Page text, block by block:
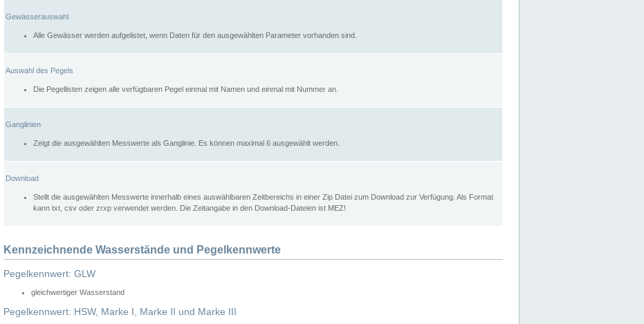
Gewässerauswahl
Alle Gewässer werden aufgelistet, wenn Daten für den ausgewählten Parameter vorhanden sind.
Auswahl des Pegels
Die Pegellisten zeigen alle verfügbaren Pegel einmal mit Namen und einmal mit Nummer an.
Ganglinien
Zeigt die ausgewählten Messwerte als Ganglinie. Es können maximal 6 ausgewählt werden.
Download
Stellt die ausgewählten Messwerte innerhalb eines auswählbaren Zeitbereichs in einer Zip Datei zum Download zur Verfügung. Als Format
kann txt, csv oder zrxp verwendet werden. Die Zeitangabe in den Download-Dateien ist MEZ!
Kennzeichnende Wasserstände und Pegelkennwerte
Pegelkennwert: GLW
gleichwertiger Wasserstand
Pegelkennwert: HSW, Marke I, Marke II und Marke III